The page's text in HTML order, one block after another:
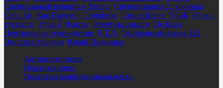
Специальный репортаж Звезда Спецоперация Z: хроника
Стас Ай, Как Просто! Стопфейк Тамир Шейх УДнБ Уроки
русского Утро Z Факты Формула смысла Це Кава
Центральное телевидение Ч.Т.Д. Экстренный вызов 112
Эмпатия Манучи Юрий Подоляка
Авторские права
Обратная связь
Политика конфиденциальности